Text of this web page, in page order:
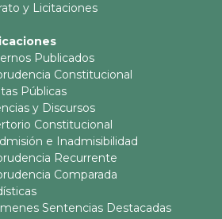
y Licitaciones
Publicados
Constitucional
Públicas
y Discursos
Constitucional
e Inadmisibilidad
Recurrente
Comparada
Sentencias Destacadas